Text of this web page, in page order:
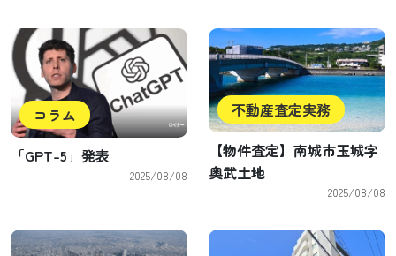
コラム
「GPT-5」発表
2025/08/08
不動産査定実務
【物件査定】南城市玉城字
奥武土地
2025/08/08